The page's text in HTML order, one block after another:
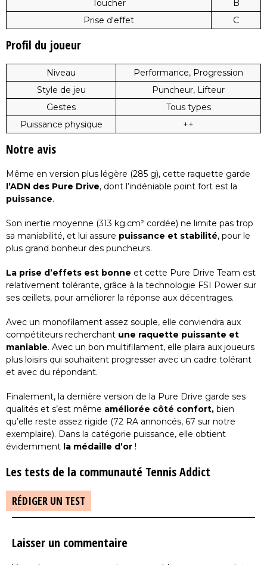
Toucher
B
Prise d'effet
C
Profil du joueur
Niveau
Performance, Progression
Style de jeu
Puncheur, Lifteur
Gestes
Tous types
Puissance physique
++
Notre avis
Même en version plus légère (285 g), cette raquette garde
l’ADN des Pure Drive, dont l’indéniable point fort est la
puissance.
Son inertie moyenne (313 kg.cm² cordée) ne limite pas trop
sa maniabilité, et lui assure puissance et stabilité, pour le
plus grand bonheur des puncheurs.
La prise d’effets est bonne et cette Pure Drive Team est
relativement tolérante, grâce à la technologie FSI Power sur
ses œillets, pour améliorer la réponse aux décentrages.
Avec un monofilament assez souple, elle conviendra aux
compétiteurs recherchant une raquette puissante et
maniable. Avec un bon multifilament, elle plaira aux joueurs
plus loisirs qui souhaitent progresser avec un cadre tolérant
et avec du répondant.
Finalement, la dernière version de la Pure Drive garde ses
qualités et s’est même améliorée côté confort, bien
qu’elle reste assez rigide (72 RA annoncés, 67 sur notre
exemplaire). Dans la catégorie puissance, elle obtient
évidemment la médaille d’or !
Les tests de la communauté Tennis Addict
RÉDIGER UN TEST
Laisser un commentaire